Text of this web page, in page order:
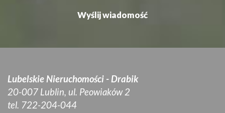
Lubelskie Nieruchomości - Drabik
20-007 Lublin, ul. Peowiaków 2
tel. 722-204-044